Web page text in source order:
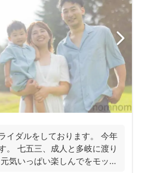
イダルをしております。 今年
。 七五三、成人と多岐に渡り
気いっぱい楽しんでをモット